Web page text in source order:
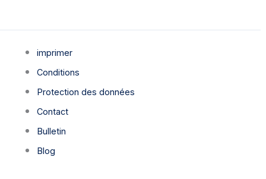
imprimer
Conditions
Protection des données
Contact
Bulletin
Blog